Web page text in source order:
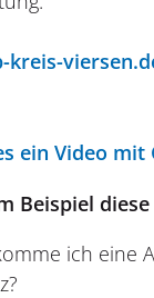
kreis-
ein Video
Beispiel
ich eine